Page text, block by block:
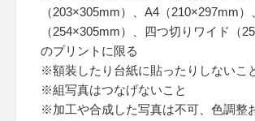
（203×305mm）、A4（210×297mm）
（254×305mm）、四つ切りワイド（
のプリントに限る
※額装したり台紙に貼ったりしないこ
※組写真はつなげないこと
※加工や合成した写真は不可、色調整